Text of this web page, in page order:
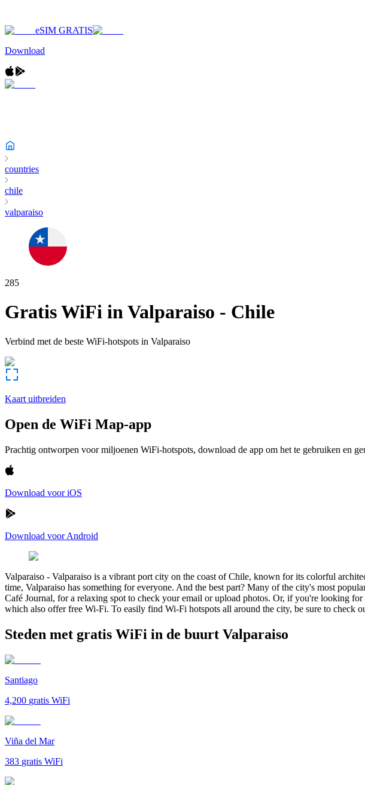
eSIM GRATIS
Download
countries
chile
valparaiso
285
Gratis WiFi inValparaiso - Chile
Verbind met de beste WiFi-hotspots in Valparaiso
Kaart uitbreiden
Open de WiFi Map-app
Prachtig ontworpen voor miljoenen WiFi-hotspots, download de app om het te gebruiken en
Download voor iOS
Download voor Android
Valparaiso - Valparaiso is a vibrant port city on the coast of Chile, known for its colorful
time, Valparaiso has something for everyone. And the best part? Many of the city's most
Café Journal, for a relaxing spot to check your email or upload photos. Or, if you're looking
which also offer free Wi-Fi. To easily find Wi-Fi hotspots all around the city, be sure to check
Steden met gratis WiFi in de buurt Valparaiso
Santiago
4,200 gratis WiFi
Viña del Mar
383 gratis WiFi